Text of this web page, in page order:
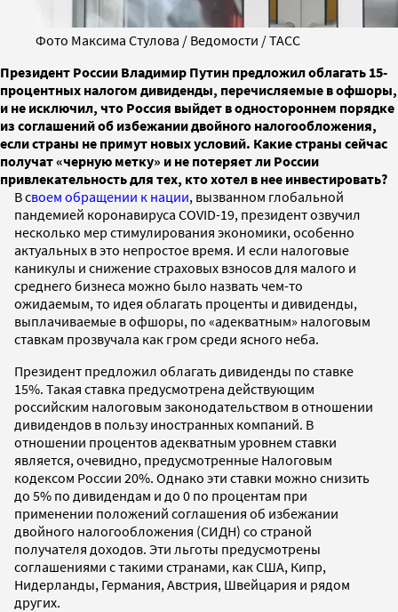
Фото Максима Стулова / Ведомости / ТАСС
Президент России Владимир Путин предложил облагать 15-
процентных налогом дивиденды, перечисляемые в офшоры,
и не исключил, что Россия выйдет в одностороннем порядке
из соглашений об избежании двойного налогообложения,
если страны не примут новых условий. Какие страны сейчас
получат «черную метку» и не потеряет ли России
привлекательность для тех, кто хотел в нее инвестировать?
В своем обращении к нации, вызванном глобальной
пандемией коронавируса COVID-19, президент озвучил
несколько мер стимулирования экономики, особенно
актуальных в это непростое время. И если налоговые
каникулы и снижение страховых взносов для малого и
среднего бизнеса можно было назвать чем-то
ожидаемым, то идея облагать проценты и дивиденды,
выплачиваемые в офшоры, по «адекватным» налоговым
ставкам прозвучала как гром среди ясного неба.
Президент предложил облагать дивиденды по ставке
15%. Такая ставка предусмотрена действующим
российским налоговым законодательством в отношении
дивидендов в пользу иностранных компаний. В
отношении процентов адекватным уровнем ставки
является, очевидно, предусмотренные Налоговым
кодексом России 20%. Однако эти ставки можно снизить
до 5% по дивидендам и до 0 по процентам при
применении положений соглашения об избежании
двойного налогообложения (СИДН) со страной
получателя доходов. Эти льготы предусмотрены
соглашениями с такими странами, как США, Кипр,
Нидерланды, Германия, Австрия, Швейцария и рядом
других.